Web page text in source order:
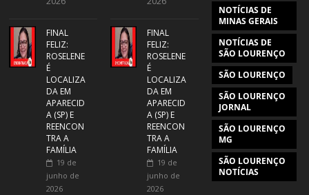
FINAL
FELIZ:
ROSELENE
É
LOCALIZA
DA EM
APARECID
A (SP) E
REENCON
TRA A
FAMÍLIA
19 de
junho de
2026
FINAL
FELIZ:
ROSELENE
É
LOCALIZA
DA EM
APARECID
A (SP) E
REENCON
TRA A
FAMÍLIA
19 de
junho de
2026
NOTÍCIAS DE
MINAS GERAIS
NOTÍCIAS DE
SÃO LOURENÇO
SÃO LOURENÇO
SÃO LOURENÇO
JORNAL
SÃO LOURENÇO
MG
SÃO LOURENÇO
NOTÍCIAS